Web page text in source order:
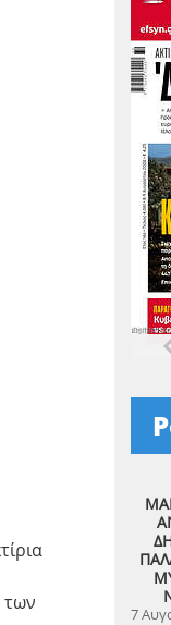
των
7